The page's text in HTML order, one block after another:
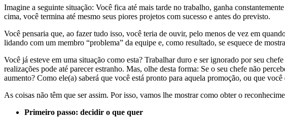
Imagine a seguinte situação: Você fica até mais tarde no trabalho, ganha
cima, você termina até mesmo seus piores projetos com sucesso e antes do previsto.
Você pensaria que, ao fazer tudo isso, você teria de ouvir, pelo menos de vez em
lidando com um membro “problema” da equipe e, como resultado, se esquece de
Você já esteve em uma situação como esta? Trabalhar duro e ser ignorado por seu
realizações pode até parecer estranho. Mas, olhe desta forma: Se o seu chefe não
aumento? Como ele(a) saberá que você está pronto para aquela promoção, ou que
As coisas não têm que ser assim. Por isso, vamos lhe mostrar como obter o
Primeiro passo: decidir o que quer